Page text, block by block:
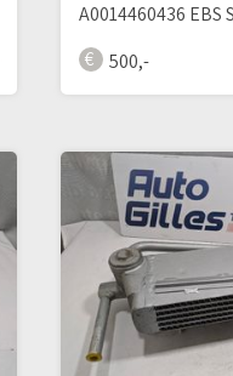
500,-